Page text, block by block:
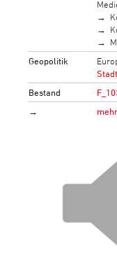
Geopolitik
Stadt
Bestand
→